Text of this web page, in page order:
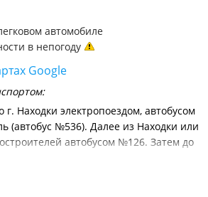
автомобиле
в непогоду
Google
г. Находки электропоездом, автобусом
(автобус №536). Далее из Находки или
автобусом №126. Затем до
на такси.